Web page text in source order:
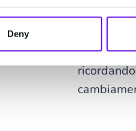
Deny
Migliorare
su
Inviare